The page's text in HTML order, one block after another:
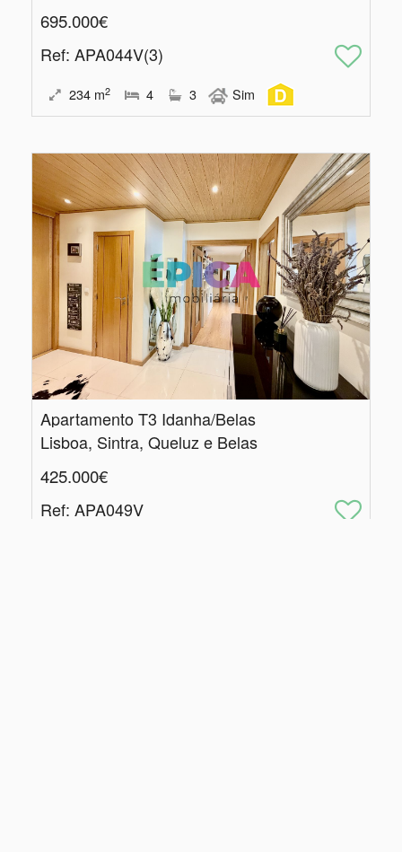
695.000€
Ref: APA044V(3)
234 m2 4 3 Sim
Apartamento T3 Idanha/Belas
Lisboa, Sintra, Queluz e Belas
425.000€
Ref: APA049V